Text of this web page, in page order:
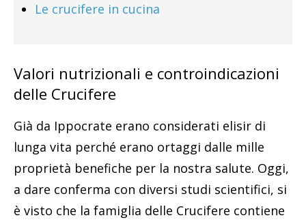
Le crucifere in cucina
Valori nutrizionali e controindicazioni
delle Crucifere
Già da Ippocrate erano considerati elisir di
lunga vita perché erano ortaggi dalle mille
proprietà benefiche per la nostra salute. Oggi,
a dare conferma con diversi studi scientifici, si
è visto che la famiglia delle Crucifere contiene